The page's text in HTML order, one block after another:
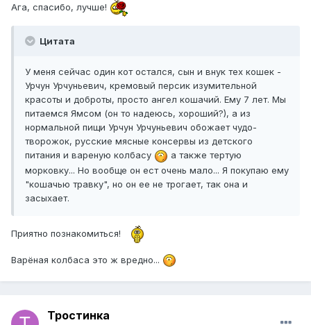
Ага, спасибо, лучше!
Цитата
У меня сейчас один кот остался, сын и внук тех кошек -
Урчун Урчуньевич, кремовый персик изумительной
красоты и доброты, просто ангел кошачий. Ему 7 лет. Мы
питаемся Ямсом (он то надеюсь, хороший?), а из
нормальной пищи Урчун Урчуньевич обожает чудо-
творожок, русские мясные консервы из детского
питания и вареную колбасу
а также тертую
морковку... Но вообще он ест очень мало... Я покупаю ему
"кошачью травку", но он ее не трогает, так она и
засыхает.
Приятно познакомиться!
Варёная колбаса это ж вредно...
Тростинка